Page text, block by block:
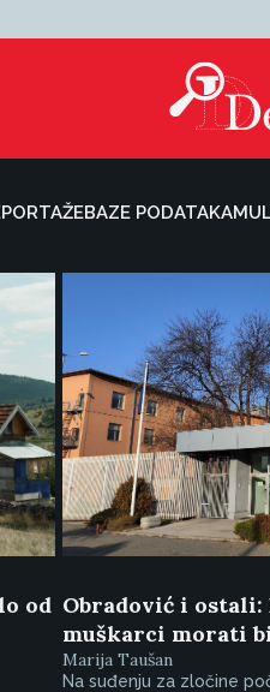
BAZE PODATAKA
od Obradović i ostali:
muškarci morati
Marija Taušan
Na suđenju za zločine